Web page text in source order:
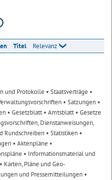
Titel Relevanz
und Protokolle • Staatsverträge •
• Satzungen •
• Gesetzblatt• Amtsblatt• Gesetze
Dienstanweisungen,
Rundschreiben • Statistiken •
• Aktenpläne •
• Informationsmaterial und
• Karten, Pläne und Geo-
und Pressemitteilungen •